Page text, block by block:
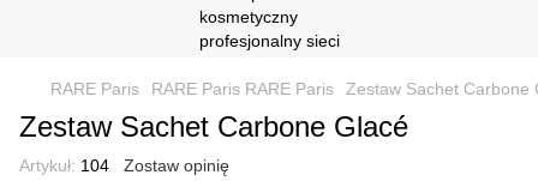
RARE Paris RARE Paris RARE Paris Zestaw Sachet Carbone
Zestaw Sachet Carbone Glacé
Artykuł: 104 Zostaw opinię